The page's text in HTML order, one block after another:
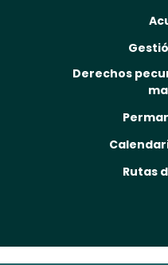
Derechos
Rutas